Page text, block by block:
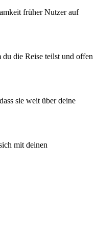
früher Nutzer auf
die Reise teilst und offen
sie weit über deine
mit deinen